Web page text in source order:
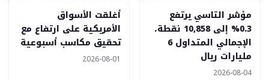
مؤشر التاسي يرتفع
0.3% إلى 10,858 نقطة،
الإجمالي المتداول 6
مليارات ريال
2026-08-04
أغلقت الأسواق
الأمريكية على ارتفاع مع
تحقيق مكاسب أسبوعية
2026-08-01